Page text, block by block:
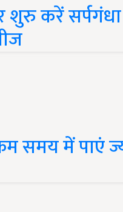
करें
में पाएं